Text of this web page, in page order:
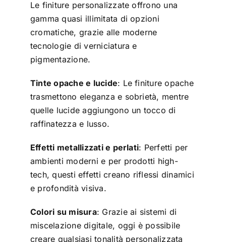
Le finiture personalizzate offrono una
gamma quasi illimitata di opzioni
cromatiche, grazie alle moderne
tecnologie di verniciatura e
pigmentazione.
Tinte opache e lucide: Le finiture opache
trasmettono eleganza e sobrietà, mentre
quelle lucide aggiungono un tocco di
raffinatezza e lusso.
Effetti metallizzati e perlati: Perfetti per
ambienti moderni e per prodotti high-
tech, questi effetti creano riflessi dinamici
e profondità visiva.
Colori su misura: Grazie ai sistemi di
miscelazione digitale, oggi è possibile
creare qualsiasi tonalità personalizzata